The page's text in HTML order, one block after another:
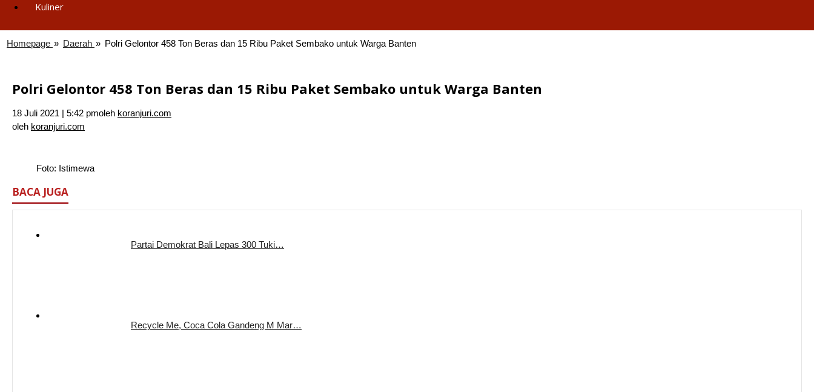
Kuliner
Homepage » Daerah » Polri Gelontor 458 Ton Beras dan 15 Ribu Paket Sembako untuk Warga Banten
Polri Gelontor 458 Ton Beras dan 15 Ribu Paket Sembako untuk Warga Banten
18 Juli 2021 | 5:42 pmoleh koranjuri.com
oleh koranjuri.com
Foto: Istimewa
BACA JUGA
Partai Demokrat Bali Lepas 300 Tuki…
Recycle Me, Coca Cola Gandeng M Mar…